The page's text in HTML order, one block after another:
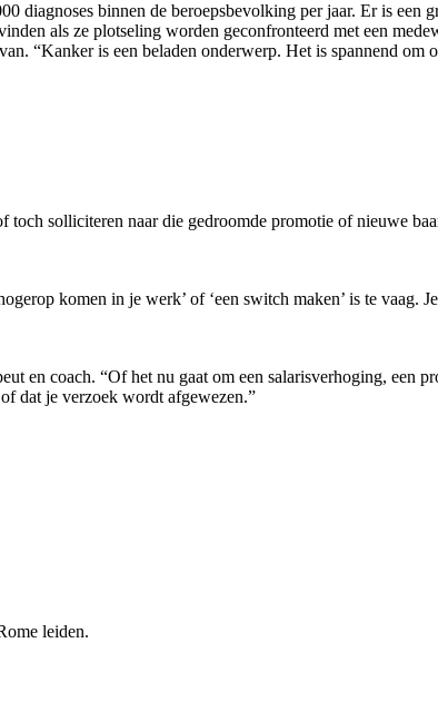
diagnoses binnen de beroepsbevolking per jaar. Er is een
als ze plotseling worden geconfronteerd met een
“Kanker is een beladen onderwerp. Het is spannend om
solliciteren naar die gedroomde promotie of nieuwe
komen in je werk’ of ‘een switch maken’ is te vaag.
en coach. “Of het nu gaat om een salarisverhoging, een
dat je verzoek wordt afgewezen.”
leiden.